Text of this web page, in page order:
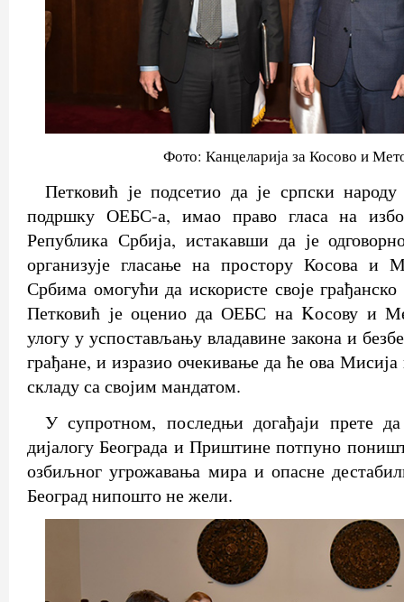
Фото: Канцеларија за Косово и
Петковић је подсетио да је српски
подршку ОЕБС-а, имао право гласа на
Република Србија, истакавши да је
организује гласање на простору Косова и
Србима омогући да искористе своје
Петковић је оценио да ОЕБС на Kосову и
улогу у успостављању владавине закона и
грађане, и изразио очекивање да ће ова Мисија
складу са својим мандатом.
У супротном, последњи догађаји прете
дијалогу Београда и Приштине потпуно
озбиљног угрожавања мира и опасне
Београд нипошто не жели.